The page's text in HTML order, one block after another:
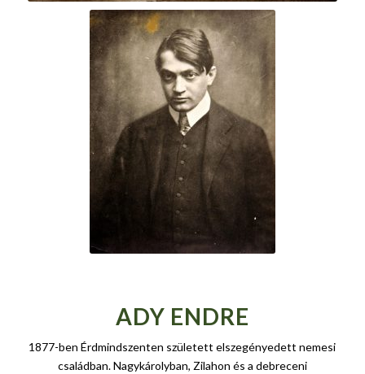
ADY ENDRE
1877-ben Érdmindszenten született elszegényedett nemesi
családban. Nagykárolyban, Zilahon és a debreceni